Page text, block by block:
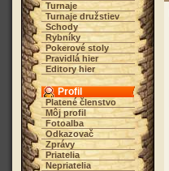
Turnaje
Turnaje družstiev
Schody
Rybníky
Pokerové stoly
Pravidlá hier
Editory hier
Profil
Platené členstvo
Môj profil
Fotoalba
Odkazovač
Zprávy
Priatelia
Nepriatelia